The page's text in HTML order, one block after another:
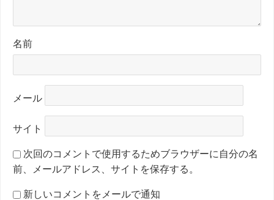
名前
メール
サイト
次回のコメントで使用するためブラウザーに自分の名
前、メールアドレス、サイトを保存する。
新しいコメントをメールで通知